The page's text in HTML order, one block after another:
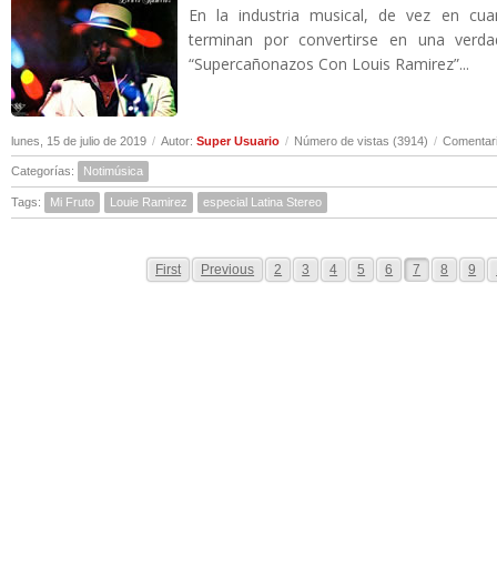
En la industria musical, de vez en
terminan por convertirse en una
“Supercañonazos Con Louis Ramirez”...
lunes, 15 de julio de 2019 / Autor: Super Usuario / Número de vistas (3914) /
Categorías: Notimúsica
Tags: Mi Fruto Louie Ramirez especial Latina Stereo
First Previous 2 3 4 5 6 7 8 9